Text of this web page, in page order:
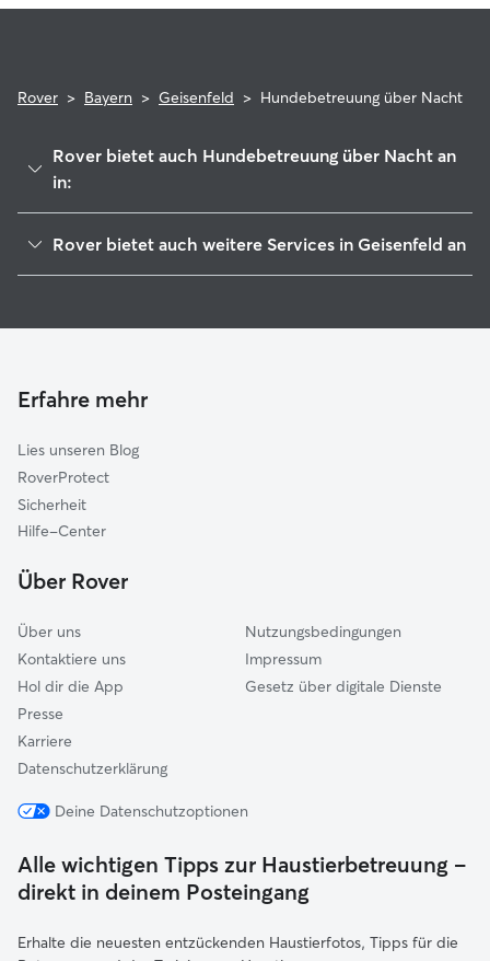
Rover > Bayern > Geisenfeld > Hundebetreuung über Nacht
Rover bietet auch Hundebetreuung über Nacht an
in:
Wolnzach
Großmehring
Karlskron
Mainburg
Ingolstadt
Rudelzhausen
Rover bietet auch weitere Services in Geisenfeld an
Gassi-Service in Geisenfeld
Erfahre mehr
Lies unseren Blog
RoverProtect
Sicherheit
Hilfe-Center
Über Rover
Über uns
Kontaktiere uns
Hol dir die App
Presse
Karriere
Datenschutzerklärung
Nutzungsbedingungen
Impressum
Gesetz über digitale Dienste
Deine Datenschutzoptionen
Alle wichtigen Tipps zur Haustierbetreuung –
direkt in deinem Posteingang
Erhalte die neuesten entzückenden Haustierfotos, Tipps für die